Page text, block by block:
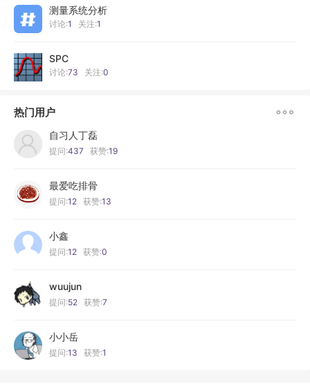
测量系统分析
讨论:1 关注:1
SPC
讨论:73 关注:0
热门用户 
自习人丁磊
提问:437 获赞:19
最爱吃排骨
提问:12 获赞:13
小鑫
提问:12 获赞:0
wuujun
提问:52 获赞:7
小小岳
提问:13 获赞:1